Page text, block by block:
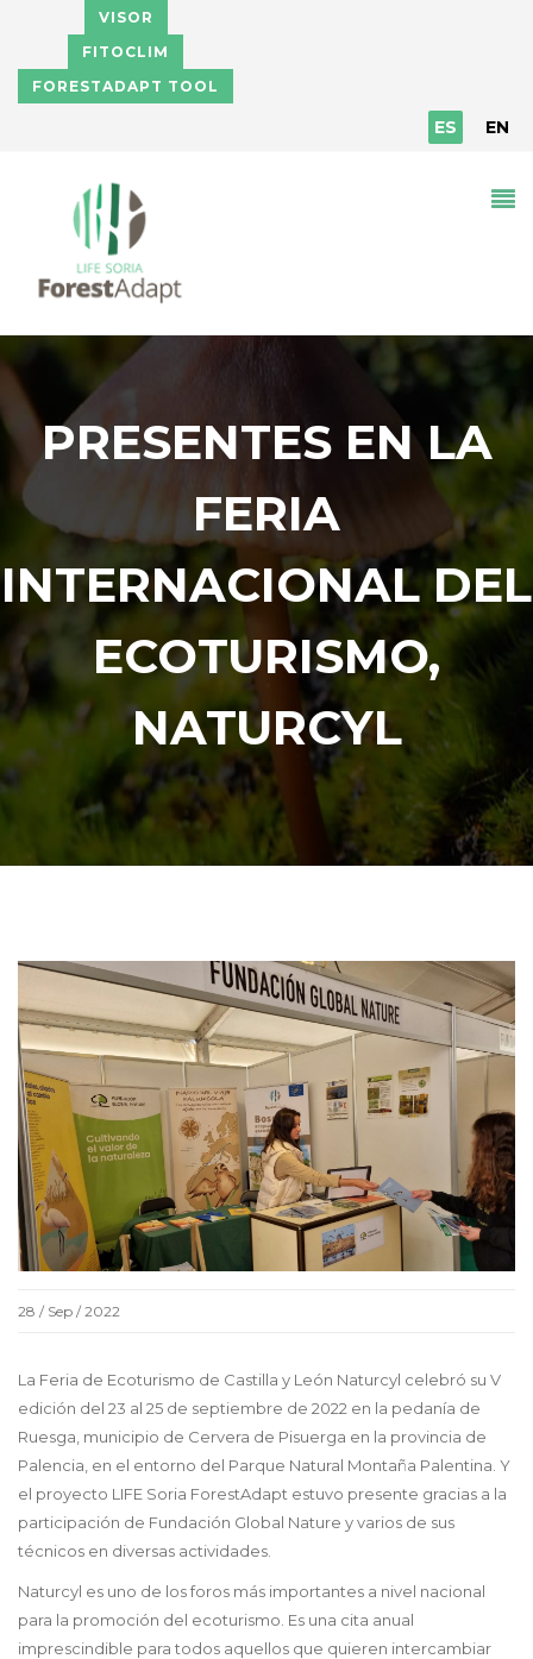
Pasar al contenido principal
VISOR
FITOCLIM
FORESTADAPT TOOL
ES EN
PRESENTES EN LA
FERIA
INTERNACIONAL DEL
ECOTURISMO,
NATURCYL
28 / Sep / 2022
La Feria de Ecoturismo de Castilla y León Naturcyl celebró su V
edición del 23 al 25 de septiembre de 2022 en la pedanía de
Ruesga, municipio de Cervera de Pisuerga en la provincia de
Palencia, en el entorno del Parque Natural Montaña Palentina. Y
el proyecto LIFE Soria ForestAdapt estuvo presente gracias a la
participación de Fundación Global Nature y varios de sus
técnicos en diversas actividades.
Naturcyl es uno de los foros más importantes a nivel nacional
para la promoción del ecoturismo. Es una cita anual
imprescindible para todos aquellos que quieren intercambiar